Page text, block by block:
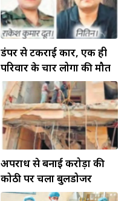
डंपर से टकराई कार, एक ही
परिवार के चार लोगों की मौत
अपराध से बनाई करोड़ों की
कोठी पर चला बुलडोजर